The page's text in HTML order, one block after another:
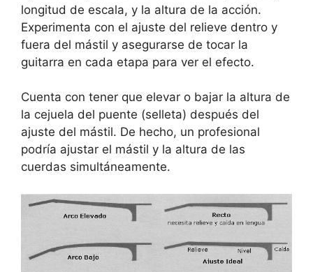
longitud de escala, y la altura de la acción.
Experimenta con el ajuste del relieve dentro y
fuera del mástil y asegurarse de tocar la
guitarra en cada etapa para ver el efecto.
Cuenta con tener que elevar o bajar la altura de
la cejuela del puente (selleta) después del
ajuste del mástil. De hecho, un profesional
podría ajustar el mástil y la altura de las
cuerdas simultáneamente.